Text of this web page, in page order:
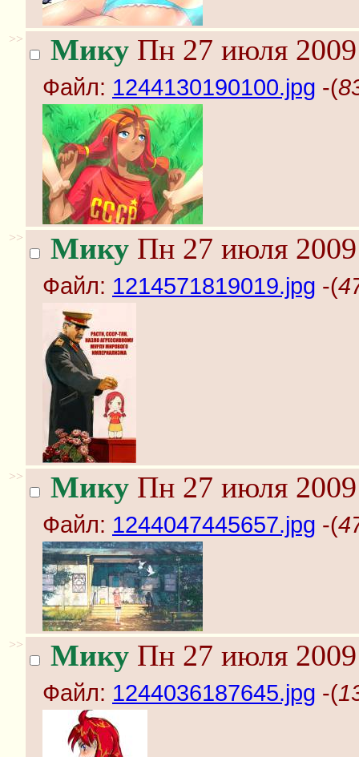
>> Мику Пн 27 июля
Файл: 1244130190100.jpg -(
>> Мику Пн 27 июля
Файл: 1214571819019.jpg -(
>> Мику Пн 27 июля
Файл: 1244047445657.jpg -(
>> Мику Пн 27 июля
Файл: 1244036187645.jpg -(